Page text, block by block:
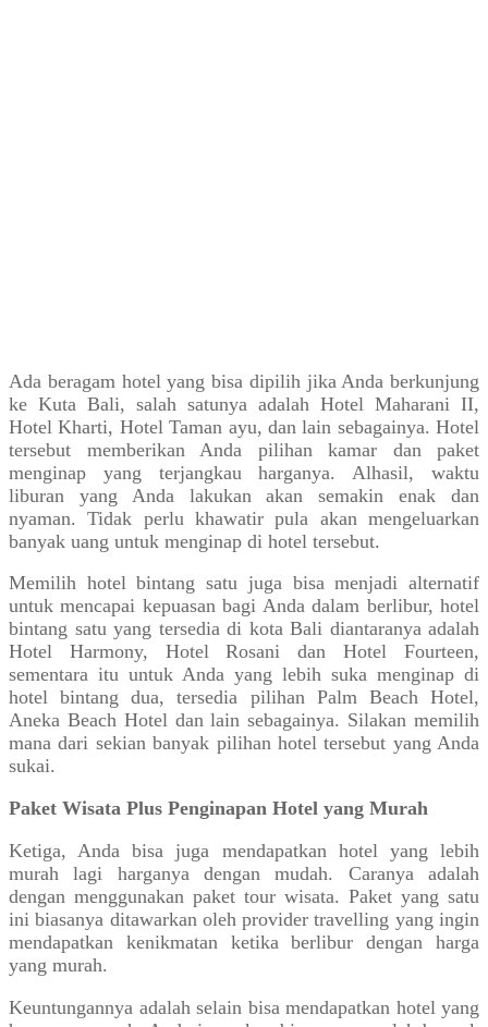
Ada beragam hotel yang bisa dipilih jika Anda berkunjung
ke Kuta Bali, salah satunya adalah Hotel Maharani II,
Hotel Kharti, Hotel Taman ayu, dan lain sebagainya. Hotel
tersebut memberikan Anda pilihan kamar dan paket
menginap yang terjangkau harganya. Alhasil, waktu
liburan yang Anda lakukan akan semakin enak dan
nyaman. Tidak perlu khawatir pula akan mengeluarkan
banyak uang untuk menginap di hotel tersebut.
Memilih hotel bintang satu juga bisa menjadi alternatif
untuk mencapai kepuasan bagi Anda dalam berlibur, hotel
bintang satu yang tersedia di kota Bali diantaranya adalah
Hotel Harmony, Hotel Rosani dan Hotel Fourteen,
sementara itu untuk Anda yang lebih suka menginap di
hotel bintang dua, tersedia pilihan Palm Beach Hotel,
Aneka Beach Hotel dan lain sebagainya. Silakan memilih
mana dari sekian banyak pilihan hotel tersebut yang Anda
sukai.
Paket Wisata Plus Penginapan Hotel yang Murah
Ketiga, Anda bisa juga mendapatkan hotel yang lebih
murah lagi harganya dengan mudah. Caranya adalah
dengan menggunakan paket tour wisata. Paket yang satu
ini biasanya ditawarkan oleh provider travelling yang ingin
mendapatkan kenikmatan ketika berlibur dengan harga
yang murah.
Keuntungannya adalah selain bisa mendapatkan hotel yang